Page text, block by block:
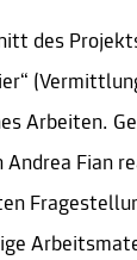
des
Arbeiten.
Fian